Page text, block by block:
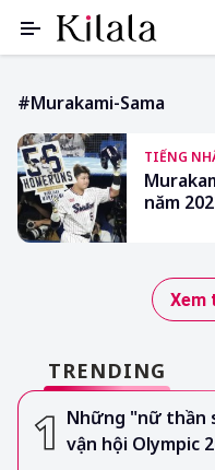
#Murakami-Sama
TIẾNG
năm
Xem
TRENDING
Những "nữ thần
vận hội Olympic